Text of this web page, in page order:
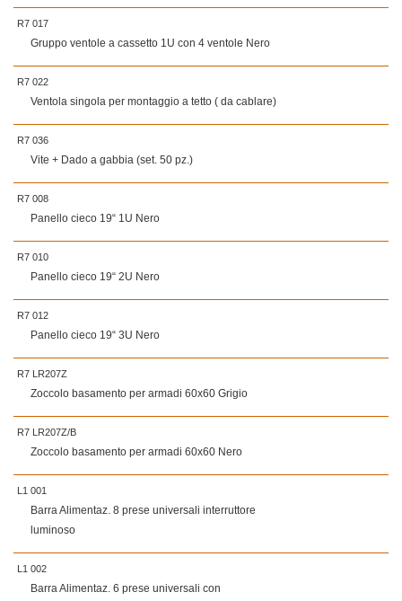
R7 017
Gruppo ventole a cassetto 1U con 4 ventole Nero
R7 022
Ventola singola per montaggio a tetto ( da cablare)
R7 036
Vite + Dado a gabbia (set. 50 pz.)
R7 008
Panello cieco 19“ 1U Nero
R7 010
Panello cieco 19“ 2U Nero
R7 012
Panello cieco 19“ 3U Nero
R7 LR207Z
Zoccolo basamento per armadi 60x60 Grigio
R7 LR207Z/B
Zoccolo basamento per armadi 60x60 Nero
L1 001
Barra Alimentaz. 8 prese universali interruttore
luminoso
L1 002
Barra Alimentaz. 6 prese universali con